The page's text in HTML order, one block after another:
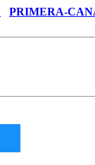
PRIMERA-